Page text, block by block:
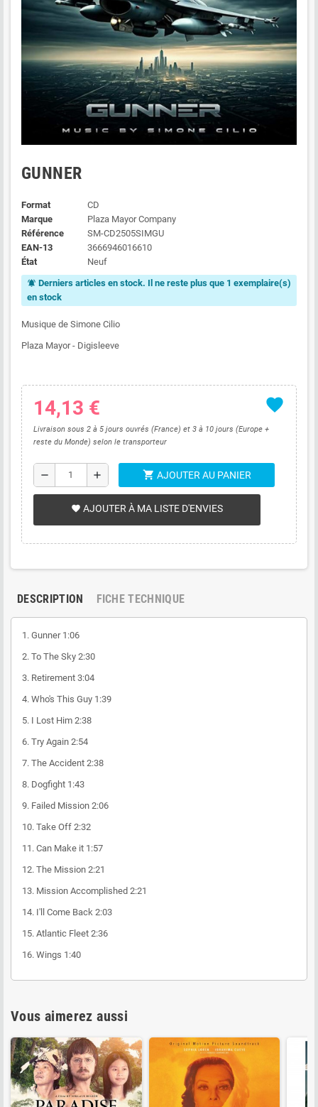
GUNNER
Format
CD
Marque
Plaza Mayor Company
Référence
SM-CD2505SIMGU
EAN-13
3666946016610
État
Neuf
notifications_active Derniers articles en stock. Il ne reste plus que 1 exemplaire(s)
en stock
Musique de Simone Cilio
Plaza Mayor - Digisleeve
favorite
14,13 €
Livraison sous 2 à 5 jours ouvrés (France) et 3 à 10 jours (Europe +
reste du Monde) selon le transporteur
remove add shopping_cart AJOUTER AU PANIER
favorite AJOUTER À MA LISTE D'ENVIES
DESCRIPTION FICHE TECHNIQUE
1. Gunner 1:06
2. To The Sky 2:30
3. Retirement 3:04
4. Who's This Guy 1:39
5. I Lost Him 2:38
6. Try Again 2:54
7. The Accident 2:38
8. Dogfight 1:43
9. Failed Mission 2:06
10. Take Off 2:32
11. Can Make it 1:57
12. The Mission 2:21
13. Mission Accomplished 2:21
14. I'll Come Back 2:03
15. Atlantic Fleet 2:36
16. Wings 1:40
Vous aimerez aussi